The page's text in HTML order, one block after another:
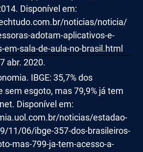
Disponível em:
noticias/noticia/
adotam-aplicativos-e-
sala-de-aula-no-brasil.html
abr. 2020.
IBGE: 35,7% dos
sem esgoto, mas 79,9% já tem
Disponível em:
noticias/estadao-
11/06/ibge-357-dos-brasileiros-
mas-799-ja-tem-acesso-a-